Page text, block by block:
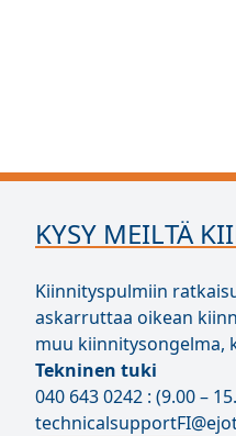
KYSY MEILTÄ
Kiinnityspulmiin
askarruttaa oikean
muu kiinnitysongelma,
Tekninen tuki
040 643 0242 : (9.00 –